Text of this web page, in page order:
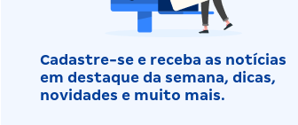
Cadastre-se e receba as notícias
em destaque da semana, dicas,
novidades e muito mais.